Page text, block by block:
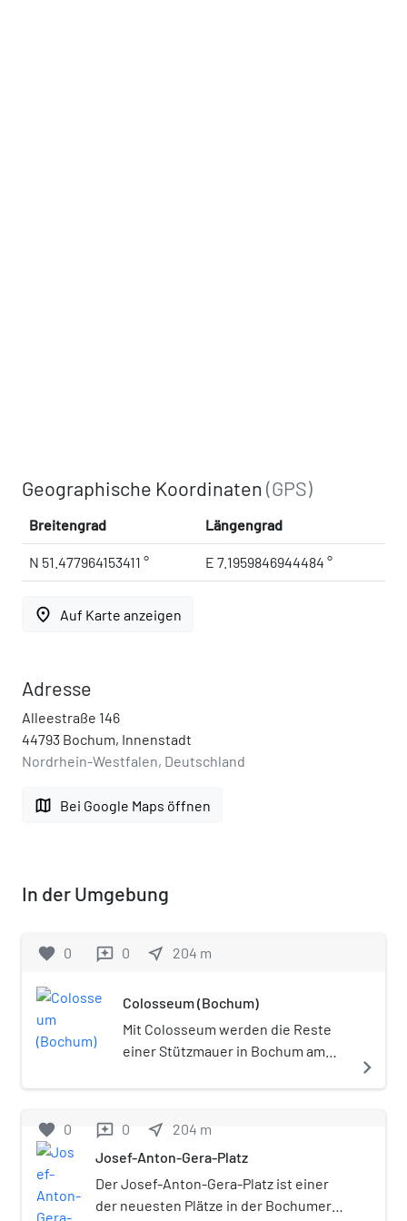
Geographische Koordinaten(GPS)
Breitengrad Längengrad
N 51.477964153411 ° E 7.1959846944484 °
place Auf Karte anzeigen
Adresse
Alleestraße 146
44793 Bochum, Innenstadt
Nordrhein-Westfalen, Deutschland
map Bei Google Maps öffnen
In der Umgebung
favorite 0 reviews 0 near_me 204 m
Colosseum (Bochum)
Mit Colosseum werden die Reste
einer Stützmauer in Bochum am
Geländes an der Alleestraße
südliche Begrenzung des
Westparks. Das 16 Meter hohe
Stützmauerwerk aus circa 2,8
Millionen Ziegelsteinen wurde 1911
navigate_next
favorite 0 reviews 0 near_me 204 m
Josef-Anton-Gera-Platz
Der Josef-Anton-Gera-Platz ist einer
der neuesten Plätze in der Bochumer